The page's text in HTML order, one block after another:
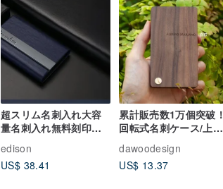
超スリム名刺入れ大容
量名刺入れ無料刻印ギ
edison
US$ 38.41
累計販売数1万個突破！
回転式名刺ケース/上質
ズ可能/名刺ケース/名刺
入れ
dawoodesign
US$ 13.37